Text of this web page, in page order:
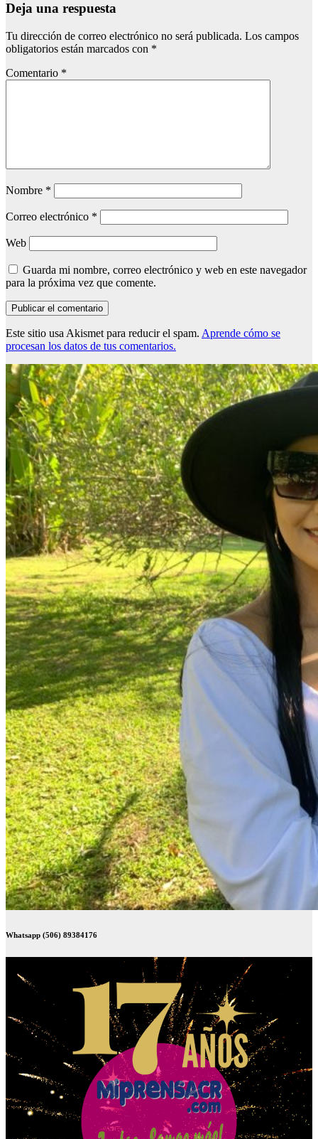
Deja una respuesta
Tu dirección de correo electrónico no será publicada. Los campos
obligatorios están marcados con *
Comentario *
Nombre *
Correo electrónico *
Web
Guarda mi nombre, correo electrónico y web en este navegador
para la próxima vez que comente.
Este sitio usa Akismet para reducir el spam. Aprende cómo se
procesan los datos de tus comentarios.
Whatsapp (506) 89384176